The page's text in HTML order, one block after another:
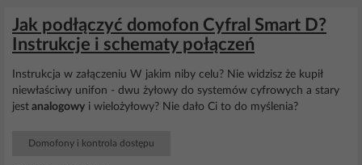
Jak podłączyć domofon Cyfral Smart D?
Instrukcje i schematy połączeń
Instrukcja w załączeniu W jakim niby celu? Nie widzisz że kupił
niewłaściwy unifon - dwu żyłowy do systemów cyfrowych a stary
jest analogowy i wielożyłowy? Nie dało Ci to do myślenia?
Domofony i kontrola dostępu